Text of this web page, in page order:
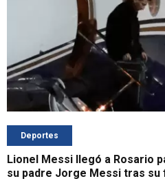
Deportes
Lionel Messi llegó a Rosario
su padre Jorge Messi tras su